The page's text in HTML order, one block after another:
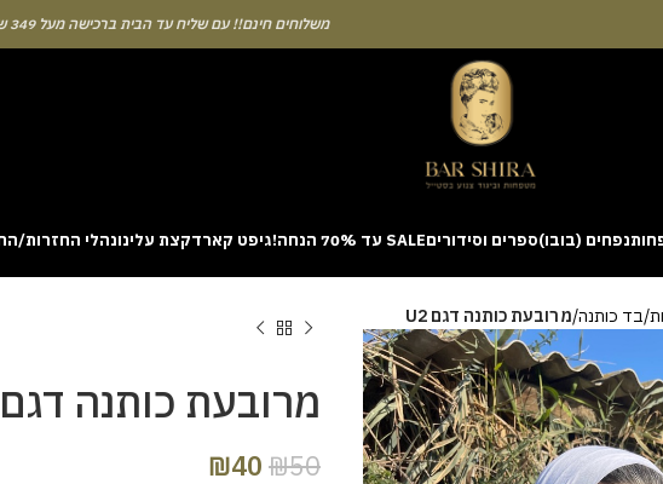
משלוחים חינם!! עם שליח עד הבית ברכישה מעל 349 ש"ח
נפחים (בובו)ספרים וסידוריםSALE עד 70% הנחה! גיפט קארדקצת עלינונהלי החזרות/
Learning the rhythm can take a few attempts. A helpful way to begin without risk
sites like [aviatordreamliner.com] where they discuss the statistical probability of
provably fair system guarantees
בד כותנה מרובעת כותנה דגם U2
מרובעת כותנה דגם U2
₪50
₪40